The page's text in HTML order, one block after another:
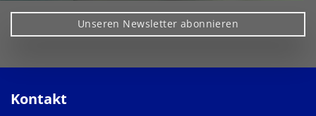
Unseren Newsletter abonnieren
Kontakt